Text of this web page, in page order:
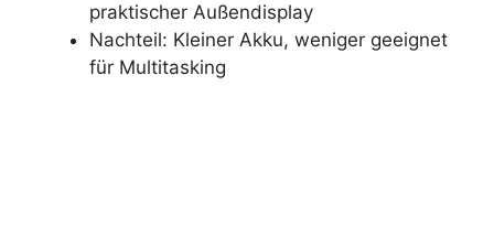
praktischer Außendisplay
Nachteil: Kleiner Akku, weniger geeignet
für Multitasking